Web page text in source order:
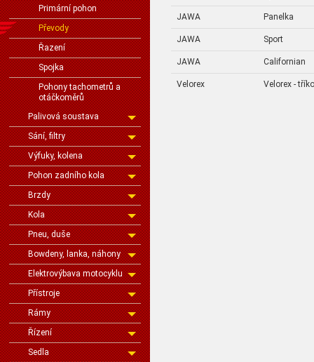
Primární pohon
Převody
Řazení
Spojka
Pohony tachometrů a
otáčkoměrů
Palivová soustava
Sání, filtry
Výfuky, kolena
Pohon zadního kola
Brzdy
Kola
Pneu, duše
Bowdeny, lanka, náhony
Elektrovýbava motocyklu
Přístroje
Rámy
Řízení
Sedla
JAWA Panelka
JAWA Sport
JAWA Californian
Velorex Velorex -